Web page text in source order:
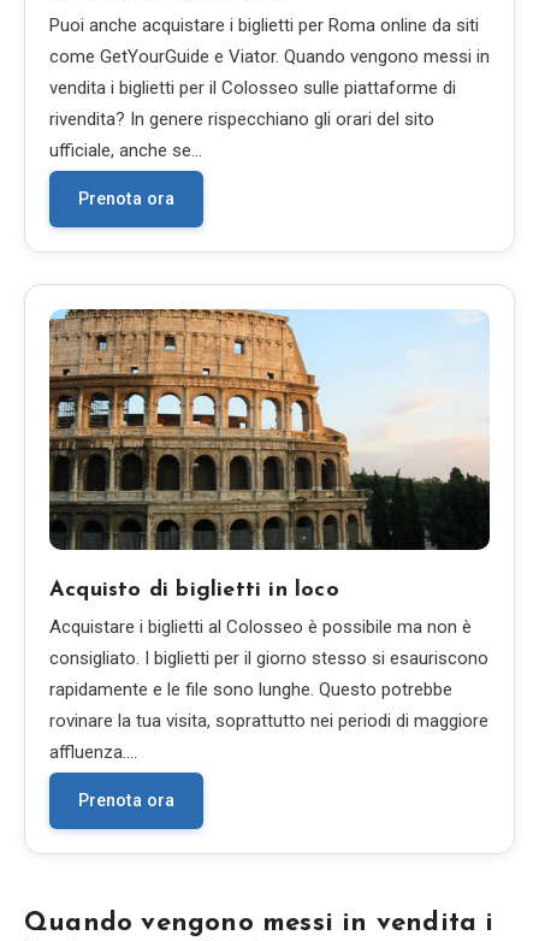
Puoi anche acquistare i biglietti per Roma online da siti
come GetYourGuide e Viator. Quando vengono messi in
vendita i biglietti per il Colosseo sulle piattaforme di
rivendita? In genere rispecchiano gli orari del sito
ufficiale, anche se…
Prenota ora
Acquisto di biglietti in loco
Acquistare i biglietti al Colosseo è possibile ma non è
consigliato. I biglietti per il giorno stesso si esauriscono
rapidamente e le file sono lunghe. Questo potrebbe
rovinare la tua visita, soprattutto nei periodi di maggiore
affluenza.…
Prenota ora
Quando vengono messi in vendita i